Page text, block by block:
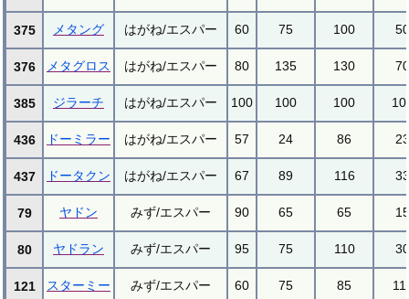
375 メタング はがね/エスパー 60 75 100 50
376 メタグロス はがね/エスパー 80 135 130 70
385 ジラーチ はがね/エスパー 100 100 100
436 ドーミラー はがね/エスパー 57 24 86 23
437 ドータクン はがね/エスパー 67 89 116 33
79 ヤドン みず/エスパー 90 65 65 15
80 ヤドラン みず/エスパー 95 75 110 30
121 スターミー みず/エスパー 60 75 85